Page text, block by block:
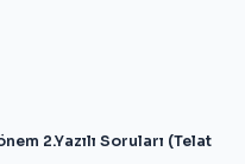
2.Yazılı Soruları (Telat